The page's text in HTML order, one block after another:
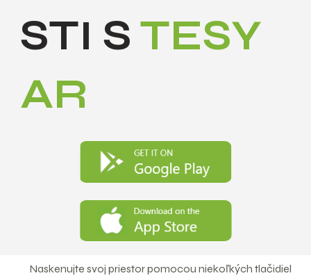
STI S TESY
AR
Naskenujte svoj priestor pomocou niekoľkých tlačidiel